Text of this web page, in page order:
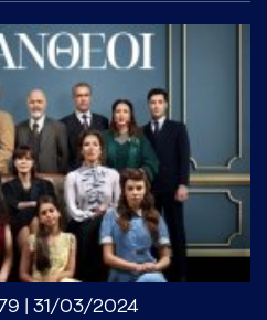
79 | 31/03/2024